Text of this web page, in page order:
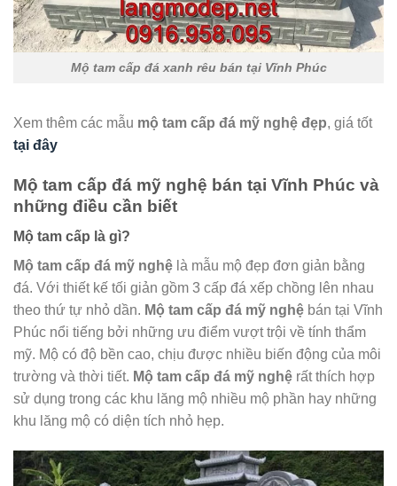
Mộ tam cấp đá xanh rêu bán tại Vĩnh Phúc
Xem thêm các mẫu mộ tam cấp đá mỹ nghệ đẹp, giá tốt
tại đây
Mộ tam cấp đá mỹ nghệ bán tại Vĩnh Phúc và
những điều cần biết
Mộ tam cấp là gì?
Mộ tam cấp đá mỹ nghệ là mẫu mộ đẹp đơn giản bằng
đá. Với thiết kế tối giản gồm 3 cấp đá xếp chồng lên nhau
theo thứ tự nhỏ dần. Mộ tam cấp đá mỹ nghệ bán tại Vĩnh
Phúc nổi tiếng bởi những ưu điểm vượt trội về tính thẩm
mỹ. Mộ có độ bền cao, chịu được nhiều biến động của môi
trường và thời tiết. Mộ tam cấp đá mỹ nghệ rất thích hợp
sử dụng trong các khu lăng mộ nhiều mộ phần hay những
khu lăng mộ có diện tích nhỏ hẹp.